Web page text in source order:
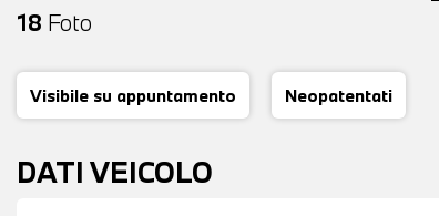
18 Foto
Visibile su appuntamento Neopatentati
DATI VEICOLO